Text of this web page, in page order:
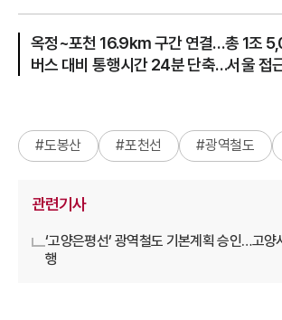
옥정~포천 16.9km 구간 연결…총 1조
버스 대비 통행시간 24분 단축…서울 접
#도봉산 #포천선 #광역철도
관련기사
‘고양은평선’ 광역철도 기본계획 승인…고
행